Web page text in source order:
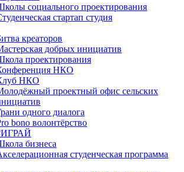
социального проектирования
стартап студия
креаторов
добрых инициатив
проектирования
НКО
НКО
проектный офис сельских
одного диалога
bono волонтёрство
бизнеса
студенческая программа